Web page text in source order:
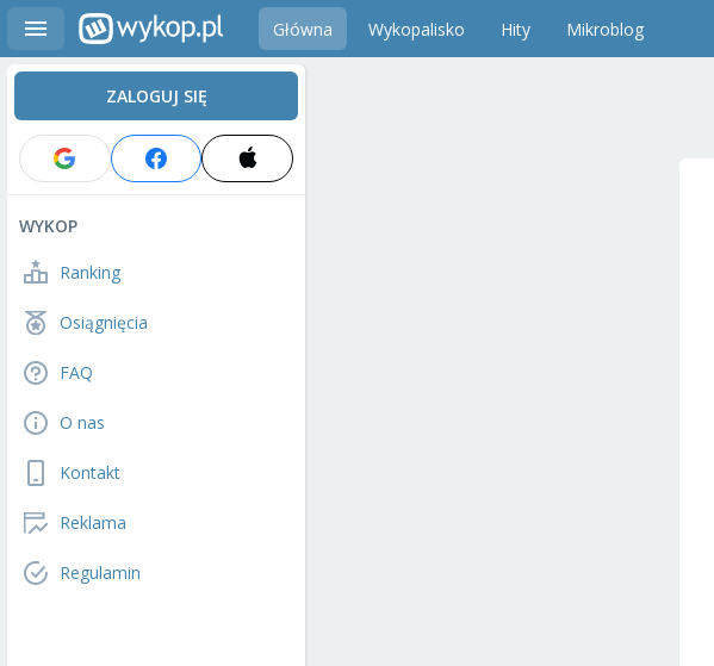
Główna Wykopalisko Hity Mikroblog
ZALOGUJ SIĘ
WYKOP
Ranking
Osiągnięcia
FAQ
O nas
Kontakt
Reklama
Regulamin